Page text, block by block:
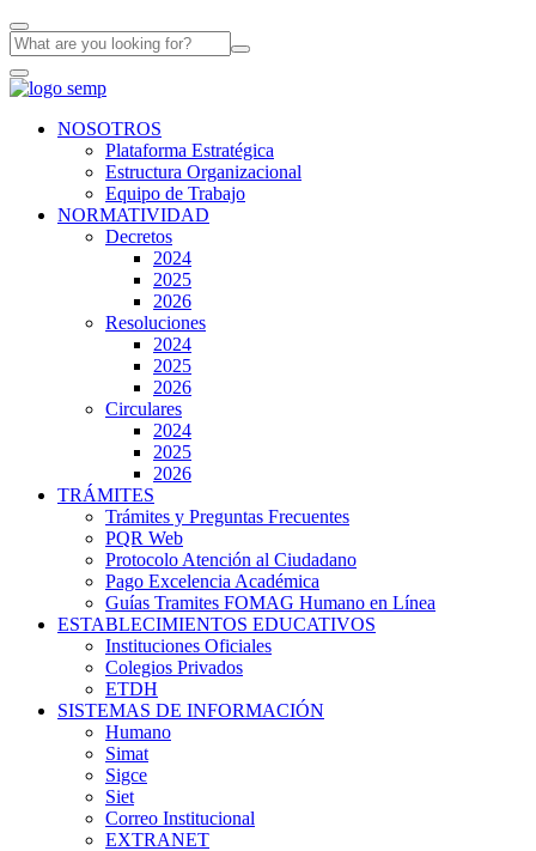
NOSOTROS
Plataforma Estratégica
Estructura Organizacional
Equipo de Trabajo
NORMATIVIDAD
Decretos
2024
2025
2026
Resoluciones
2024
2025
2026
Circulares
2024
2025
2026
TRÁMITES
Trámites y Preguntas Frecuentes
PQR Web
Protocolo Atención al Ciudadano
Pago Excelencia Académica
Guías Tramites FOMAG Humano en Línea
ESTABLECIMIENTOS EDUCATIVOS
Instituciones Oficiales
Colegios Privados
ETDH
SISTEMAS DE INFORMACIÓN
Humano
Simat
Sigce
Siet
Correo Institucional
EXTRANET